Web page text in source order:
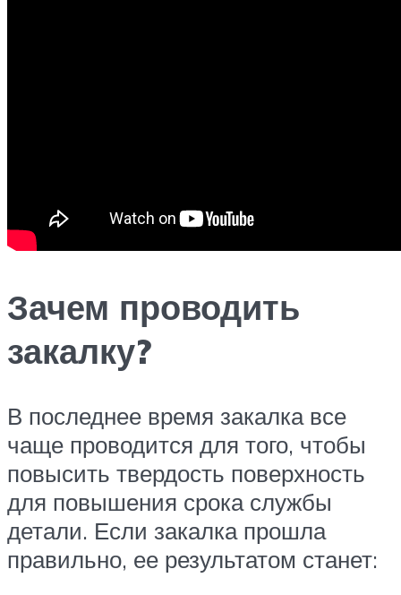
Зачем проводить
закалку?
В последнее время закалка все
чаще проводится для того, чтобы
повысить твердость поверхность
для повышения срока службы
детали. Если закалка прошла
правильно, ее результатом станет: